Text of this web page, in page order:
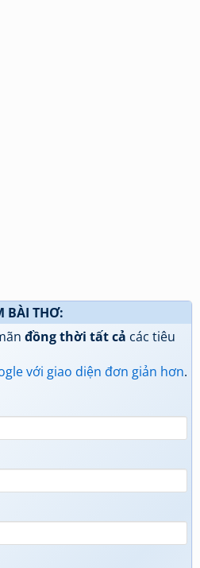
BÀI THƠ:
đồng thời tất cả các tiêu
với giao diện đơn giản hơn.